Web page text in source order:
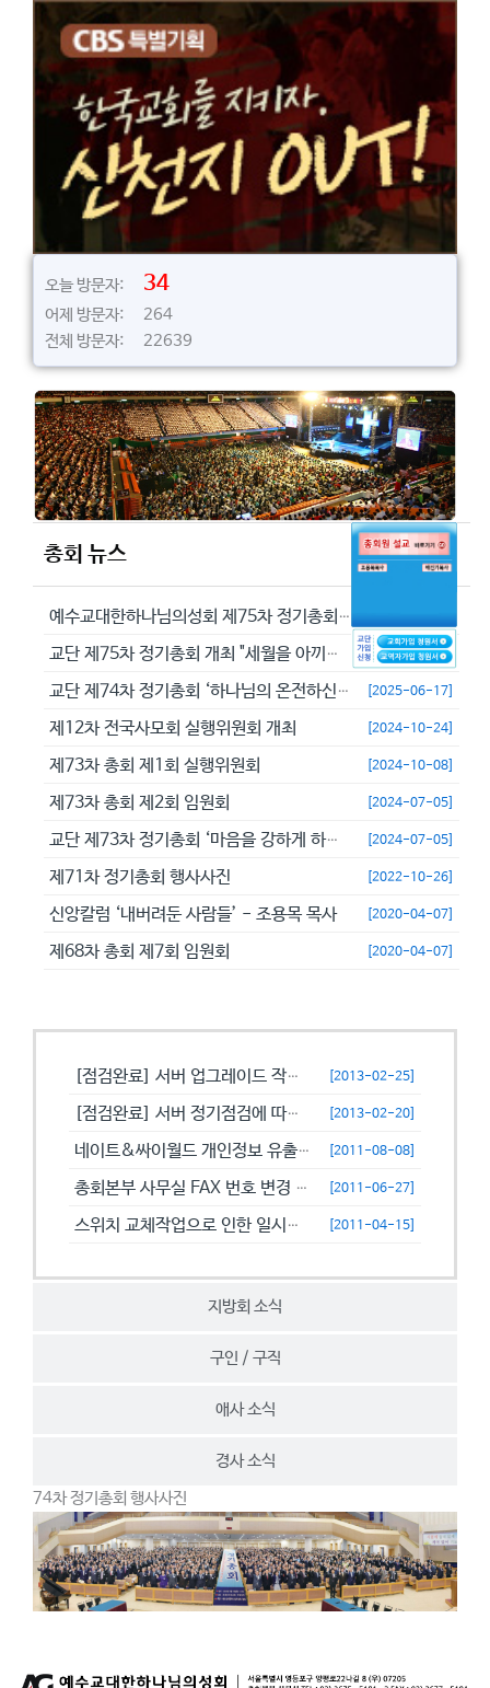
오늘 방문자: 34
어제 방문자: 264
전체 방문자: 22639
총회 뉴스
예수교대한하나님의성회 제75차 정기총회에서 정동수 목사를 이단으로 결의... [2026-05-29]
교단 제75차 정기총회 개최 "세월을 아끼라 때가 악하니라"(엡 5:16... [2026-05-23]
교단 제74차 정기총회 ‘하나님의 온전하신 뜻을 분별하자’ [2025-06-17]
제12차 전국사모회 실행위원회 개최 [2024-10-24]
제73차 총회 제1회 실행위원회 [2024-10-08]
제73차 총회 제2회 임원회 [2024-07-05]
교단 제73차 정기총회 ‘마음을 강하게 하고 극히 담대히 하라’ [2024-07-05]
제71차 정기총회 행사사진 [2022-10-26]
신앙칼럼 ‘내버려둔 사람들’ - 조용목 목사 [2020-04-07]
제68차 총회 제7회 임원회 [2020-04-07]
지방회 소식
구인 / 구직
애사 소식
경사 소식
[점검완료] 서버 업그레이드 작업으로 일시적으로 사용이 불안정할수 있습니... [2013-02-25]
[점검완료] 서버 정기점검에 따른 이용 제한 안내 [2013-02-20]
네이트&싸이월드 개인정보 유출에 따른 비밀번호 변경 캠페인! [2011-08-08]
총회본부 사무실 FAX 번호 변경 안내 [2011-06-27]
스위치 교체작업으로 인한 일시접속제한 안내 [2011-04-15]
74차 정기총회 행사사진